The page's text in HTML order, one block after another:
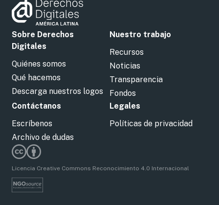
Sobre Derechos
Digitales
Quiénes somos
Qué hacemos
Descarga nuestros logos
Nuestro trabajo
Recursos
Noticias
Transparencia
Fondos
Contáctanos
Escríbenos
Archivo de dudas
Legales
Políticas de privacidad
Licencia Creative Commons Reconocimiento 4.0 Internacional